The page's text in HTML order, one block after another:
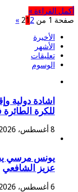
أكمل القراءة »
صفحة 1 من 2
12
»
الأخيرة
الأشهر
تعليقات
الوسوم
اشادة دولية
للكرة
8 أغسطس، 2026
يونس مرسي
عزيز الشافعي
6 أغسطس، 2026